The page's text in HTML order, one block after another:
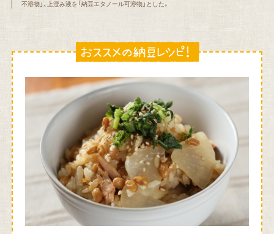
不溶物」、上澄み液を「納豆エタノール可溶物」とした。